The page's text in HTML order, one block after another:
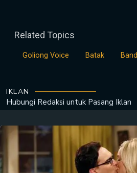
Related Topics
Goliong Voice Batak Band
IKLAN
Hubungi Redaksi untuk Pasang Iklan